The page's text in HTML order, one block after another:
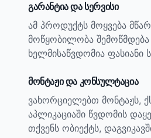
გარანტია და სერვისი
ამ პროდუქტს მოყვება
მოწყობილობა შემოწმდება
ხელმისაწვდომია ფასიანი
მონტაჟი და კონსულტაცია
ვახორციელებთ მონტაჟს,
აპლიკაციაში წვდომის
თქვენს ობიექტს,